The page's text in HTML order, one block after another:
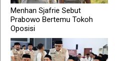
Menhan Sjafrie Sebut
Prabowo Bertemu Tokoh
Oposisi